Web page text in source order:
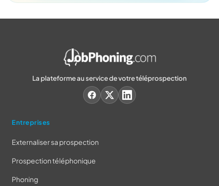
La plateforme au service de votre téléprospection
Entreprises
Externaliser sa prospection
Prospection téléphonique
Phoning